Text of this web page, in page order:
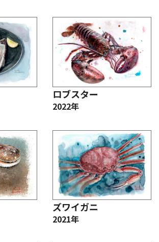
ロブスター
2022年
ズワイガニ
2021年